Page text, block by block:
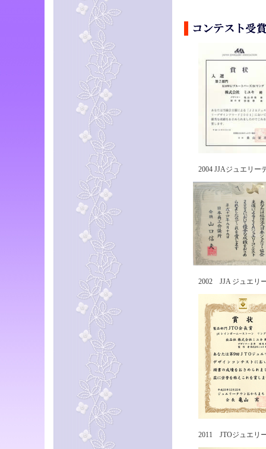
2004 JJAジュエリー
2002 JJA ジュエリー
2011 JTOジュエリー